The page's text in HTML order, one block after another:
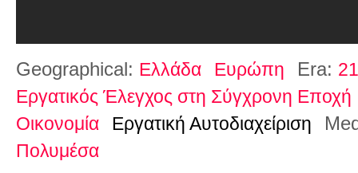
Geographical: Ελλάδα Ευρώπη Era:
Εργατικός Έλεγχος στη Σύγχρονη Εποχή
Οικονομία
Εργατική Αυτοδιαχείριση
Πολυμέσα